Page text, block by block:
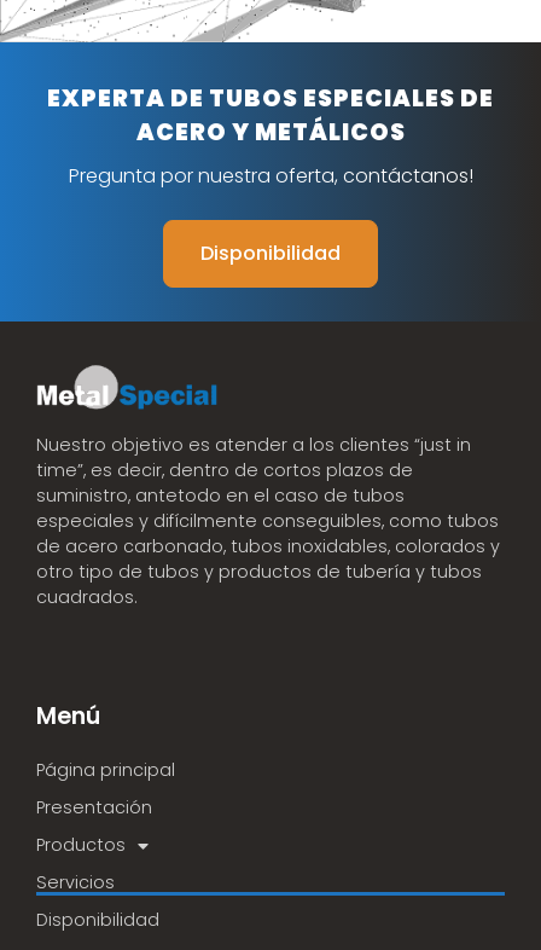
EXPERTA DE TUBOS ESPECIALES DE
ACERO Y METÁLICOS
Pregunta por nuestra oferta, contáctanos!
Disponibilidad
Nuestro objetivo es atender a los clientes “just in
time”, es decir, dentro de cortos plazos de
suministro, antetodo en el caso de tubos
especiales y difícilmente conseguibles, como tubos
de acero carbonado, tubos inoxidables, colorados y
otro tipo de tubos y productos de tubería y tubos
cuadrados.
Menú
Página principal
Presentación
Productos
Servicios
Disponibilidad